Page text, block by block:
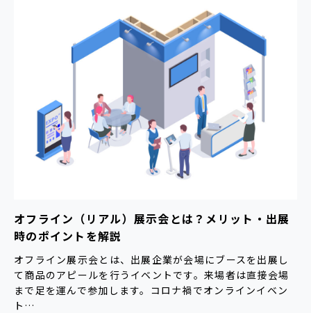
オフライン（リアル）展示会とは？メリット・出展
時のポイントを解説
オフライン展示会とは、出展企業が会場にブースを出展し
て商品のアピールを行うイベントです。来場者は直接会場
まで足を運んで参加します。コロナ禍でオンラインイベン
ト…